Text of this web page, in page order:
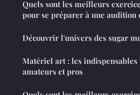
Quels sont les meilleurs
pour se préparer à une audition
Découvrir l'univers des sugar
Matériel art : les
amateurs et pros